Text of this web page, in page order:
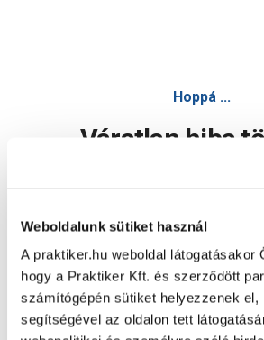
Weboldalunk sütiket használ
A praktiker.hu weboldal látogatásakor
hogy a Praktiker Kft. és szerződött
számítógépén sütiket helyezzenek el,
segítségével az oldalon tett
Hoppá ...
Váratlan hiba
Oldal újratöltése